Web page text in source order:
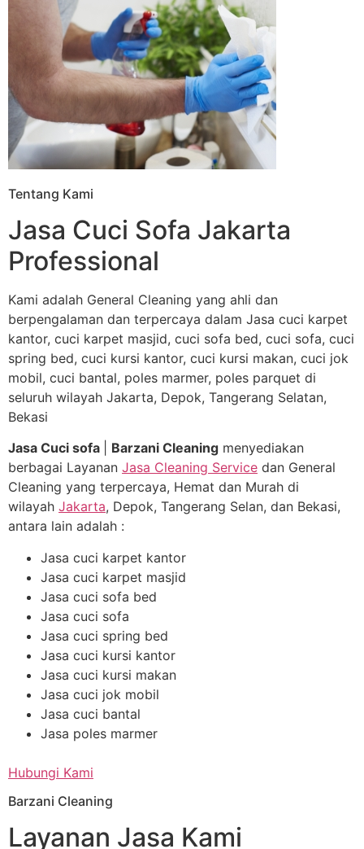
Tentang Kami
Jasa Cuci Sofa Jakarta
Professional
Kami adalah General Cleaning yang ahli dan
berpengalaman dan terpercaya dalam Jasa cuci karpet
kantor, cuci karpet masjid, cuci sofa bed, cuci sofa, cuci
spring bed, cuci kursi kantor, cuci kursi makan, cuci jok
mobil, cuci bantal, poles marmer, poles parquet di
seluruh wilayah Jakarta, Depok, Tangerang Selatan,
Bekasi
Jasa Cuci sofa
Barzani Cleaning menyediakan
berbagai Layanan Jasa Cleaning Service dan General
Cleaning yang terpercaya, Hemat dan Murah di
wilayah Jakarta, Depok, Tangerang Selan, dan Bekasi,
antara lain adalah :
Jasa cuci karpet kantor
Jasa cuci karpet masjid
Jasa cuci sofa bed
Jasa cuci sofa
Jasa cuci spring bed
Jasa cuci kursi kantor
Jasa cuci kursi makan
Jasa cuci jok mobil
Jasa cuci bantal
Jasa poles marmer
Hubungi Kami
Barzani Cleaning
Layanan Jasa Kami